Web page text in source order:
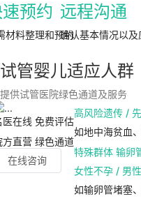
预约
材料整理和预约
远程沟通
确认基本情况以及
试管婴儿适应人群
提供试管医院绿色通道及服务
医在线 免费评估
方直营 绿色通道
在线咨询
高风险遗传 /
如地中海贫血
特殊群体 输卵
女性不孕 / 男
如输卵管堵塞